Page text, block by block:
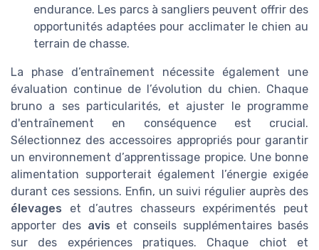
endurance. Les parcs à sangliers peuvent offrir des
opportunités adaptées pour acclimater le chien au
terrain de chasse.
La phase d’entraînement nécessite également une
évaluation continue de l’évolution du chien. Chaque
bruno a ses particularités, et ajuster le programme
d'entraînement en conséquence est crucial.
Sélectionnez des accessoires appropriés pour garantir
un environnement d’apprentissage propice. Une bonne
alimentation supporterait également l’énergie exigée
durant ces sessions. Enfin, un suivi régulier auprès des
élevages et d’autres chasseurs expérimentés peut
apporter des avis et conseils supplémentaires basés
sur des expériences pratiques. Chaque chiot et